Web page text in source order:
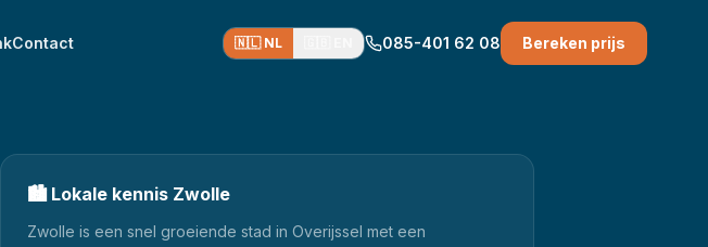
Contact 🇳🇱 NL 085-401 62 08 Bereken prijs
🏙️ Lokale kennis Zwolle
Zwolle is een snel groeiende stad in Overijssel met een